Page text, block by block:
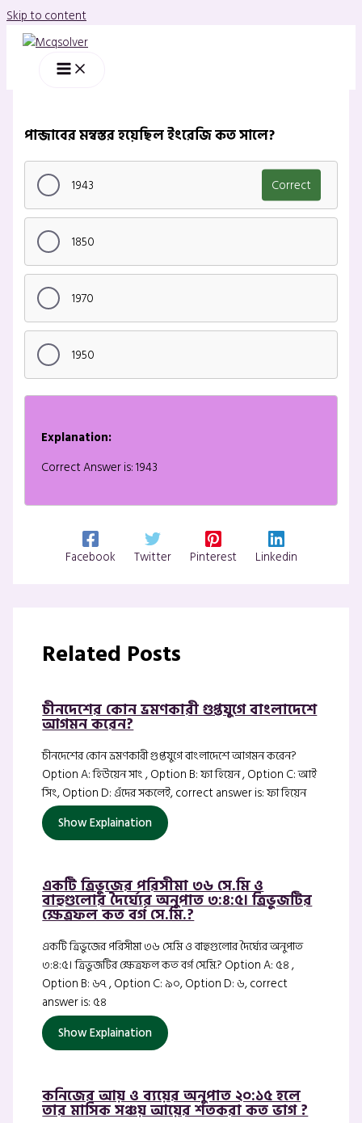
Skip to content
পান্জাবের মন্বস্তর হয়েছিল ইংরেজি কত সালে?
1943 Correct
1850
1970
1950
Explanation:
Correct Answer is: 1943
Facebook Twitter Pinterest Linkedin
Related Posts
চীনদেশের কোন ভ্রমণকারী গুপ্তযুগে বাংলাদেশে
আগমন করেন?
চীনদেশের কোন ভ্রমণকারী গুপ্তযুগে বাংলাদেশে আগমন করেন?
Option A: হিউয়েন সাং , Option B: ফা হিয়েন , Option C: আই
সিং, Option D: এঁদের সকলেই, correct answer is: ফা হিয়েন
Show Explaination
একটি ত্রিভুজের পরিসীমা ৩৬ সে.মি ও
বাহুগুলোর দৈর্ঘ্যের অনুপাত ৩:৪:৫। ত্রিভুজটির
ক্ষেত্রফল কত বর্গ সে.মি.?
একটি ত্রিভুজের পরিসীমা ৩৬ সে.মি ও বাহুগুলোর দৈর্ঘ্যের অনুপাত
৩:৪:৫। ত্রিভুজটির ক্ষেত্রফল কত বর্গ সে.মি.? Option A: ৫৪ ,
Option B: ৬৭ , Option C: ৯০, Option D: ৬, correct
answer is: ৫৪
Show Explaination
কনিজের আয় ও ব্যয়ের অনুপাত ২০:১৫ হলে
তার মাসিক সঞ্চয় আয়ের শতকরা কত ভাগ ?